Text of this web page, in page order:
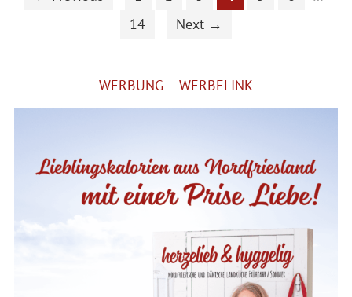
14
Next →
WERBUNG – WERBELINK